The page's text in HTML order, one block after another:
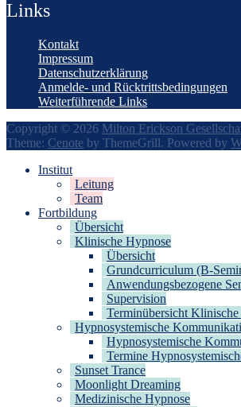
Links
Kontakt
Impressum
Datenschutzerklärung
Anmelde- und Rücktrittsbedingungen
Weiterführende Links
Copyright © 2026 Milton Erickson
Theme: Cenote by ThemeGrill. Powered by
Institut
Leitung
Team
Fortbildung
Übersicht
Klinische Hypnose
Übersicht
Grundcurriculum (B-
Anwendungsbezogene
Supervision
Terminübersicht
Hypnosystemische
Hypnosystemische
Termine
Sunset Trance
Moonlight Dreaming
Medizinische Hypnose